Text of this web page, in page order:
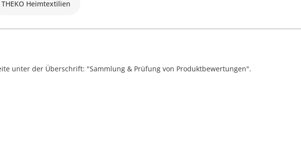
THEKO Heimtextilien
unter der Überschrift: "Sammlung & Prüfung von Produktbewertungen".